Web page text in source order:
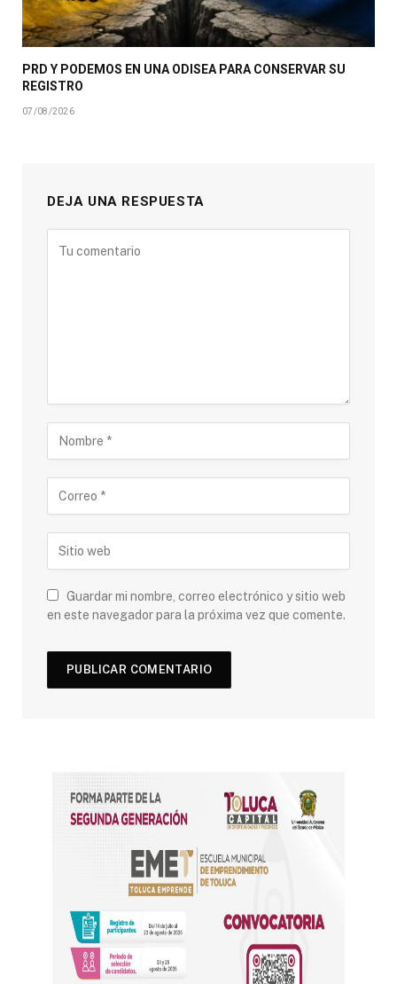
PRD Y PODEMOS EN UNA ODISEA PARA CONSERVAR SU
REGISTRO
07/08/2026
DEJA UNA RESPUESTA
Guardar mi nombre, correo electrónico y sitio web
en este navegador para la próxima vez que comente.